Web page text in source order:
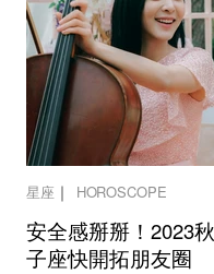
星座 ｜ HOROSCOPE
安全感掰掰！2023
子座快開拓朋友圈